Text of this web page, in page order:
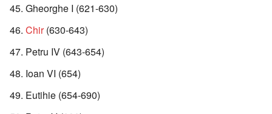
Gheorghe I (621-630)
Chir(630-643)
Petru IV (643-654)
Ioan VI (654)
Eutihie (654-690)